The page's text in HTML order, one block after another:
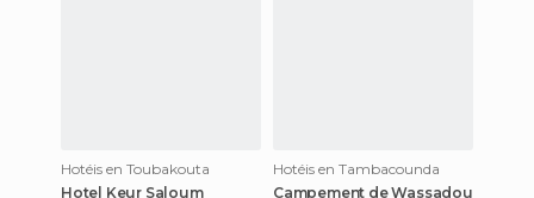
Hotéis en Toubakouta
Hotel Keur Saloum
Hotéis en Tambacounda
Campement de Wassadou